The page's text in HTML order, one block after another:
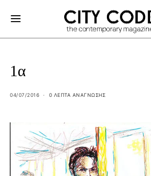
1α
04/07/2016 0 ΛΕΠΤΑ ΑΝΆΓΝΩΣΗΣ